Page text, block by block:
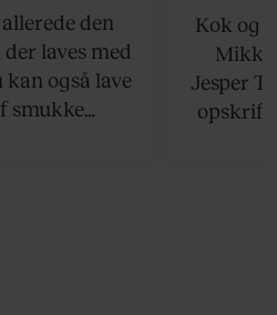
den
laves med
også lave
smukke
Kok og
Jesper
opskrift